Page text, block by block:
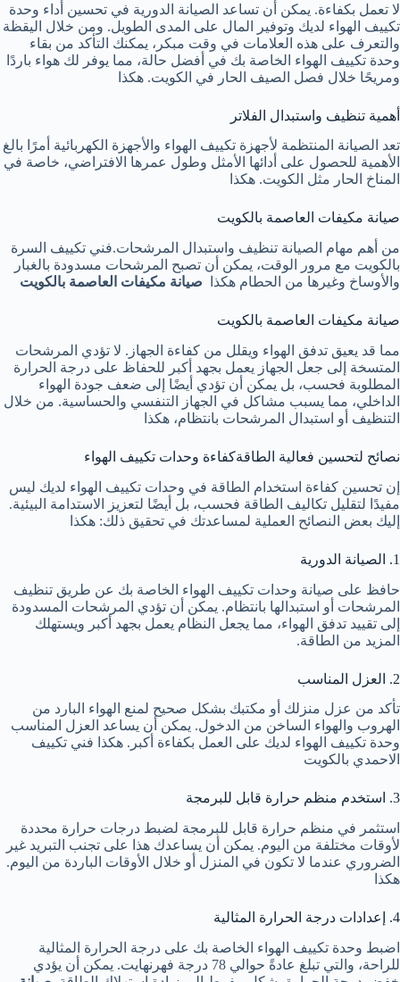
لا تعمل بكفاءة. يمكن أن تساعد الصيانة الدورية في تحسين أداء وحدة
تكييف الهواء لديك وتوفير المال على المدى الطويل. ومن خلال اليقظة
والتعرف على هذه العلامات في وقت مبكر، يمكنك التأكد من بقاء
وحدة تكييف الهواء الخاصة بك في أفضل حالة، مما يوفر لك هواء باردًا
ومريحًا خلال فصل الصيف الحار في الكويت. هكذا
أهمية تنظيف واستبدال الفلاتر
تعد الصيانة المنتظمة لأجهزة تكييف الهواء والأجهزة الكهربائية أمرًا بالغ
الأهمية للحصول على أدائها الأمثل وطول عمرها الافتراضي، خاصة في
المناخ الحار مثل الكويت. هكذا
صيانة مكيفات العاصمة بالكويت
من أهم مهام الصيانة تنظيف واستبدال المرشحات.فني تكييف السرة
بالكويت مع مرور الوقت، يمكن أن تصبح المرشحات مسدودة بالغبار
والأوساخ وغيرها من الحطام هكذا
صيانة مكيفات العاصمة بالكويت
صيانة مكيفات العاصمة بالكويت
مما قد يعيق تدفق الهواء ويقلل من كفاءة الجهاز. لا تؤدي المرشحات
المتسخة إلى جعل الجهاز يعمل بجهد أكبر للحفاظ على درجة الحرارة
المطلوبة فحسب، بل يمكن أن تؤدي أيضًا إلى ضعف جودة الهواء
الداخلي، مما يسبب مشاكل في الجهاز التنفسي والحساسية. من خلال
التنظيف أو استبدال المرشحات بانتظام، هكذا
نصائح لتحسين فعالية الطاقةكفاءة وحدات تكييف الهواء
إن تحسين كفاءة استخدام الطاقة في وحدات تكييف الهواء لديك ليس
مفيدًا لتقليل تكاليف الطاقة فحسب، بل أيضًا لتعزيز الاستدامة البيئية.
إليك بعض النصائح العملية لمساعدتك في تحقيق ذلك: هكذا
1. الصيانة الدورية
حافظ على صيانة وحدات تكييف الهواء الخاصة بك عن طريق تنظيف
المرشحات أو استبدالها بانتظام. يمكن أن تؤدي المرشحات المسدودة
إلى تقييد تدفق الهواء، مما يجعل النظام يعمل بجهد أكبر ويستهلك
المزيد من الطاقة.
2. العزل المناسب
تأكد من عزل منزلك أو مكتبك بشكل صحيح لمنع الهواء البارد من
الهروب والهواء الساخن من الدخول. يمكن أن يساعد العزل المناسب
وحدة تكييف الهواء لديك على العمل بكفاءة أكبر. هكذا فني تكييف
الاحمدي بالكويت
3. استخدم منظم حرارة قابل للبرمجة
استثمر في منظم حرارة قابل للبرمجة لضبط درجات حرارة محددة
لأوقات مختلفة من اليوم. يمكن أن يساعدك هذا على تجنب التبريد غير
الضروري عندما لا تكون في المنزل أو خلال الأوقات الباردة من اليوم.
هكذا
4. إعدادات درجة الحرارة المثالية
اضبط وحدة تكييف الهواء الخاصة بك على درجة الحرارة المثالية
للراحة، والتي تبلغ عادةً حوالي 78 درجة فهرنهايت. يمكن أن يؤدي